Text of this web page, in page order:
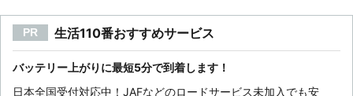
PR 生活110番おすすめサービス
バッテリー上がりに最短5分で到着します！
日本全国受付対応中！JAFなどのロードサービス未加入でも安